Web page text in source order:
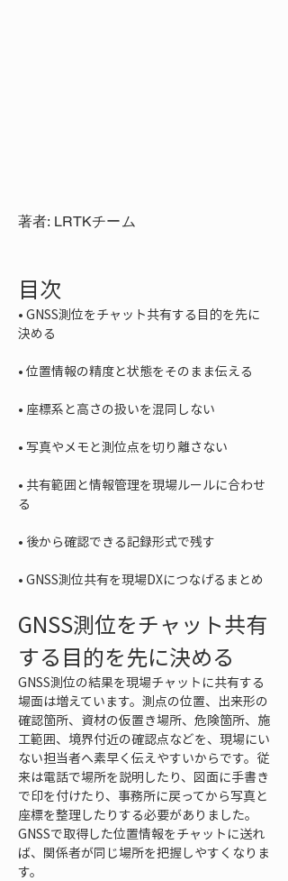
著者: LRTKチーム
目次
• GNSS測位をチャット共有する目的を先に
•
•
•
• 共有範囲と情報管理を現場ルールに合わせ
•
• GNSS測位共有を現場DXにつなげるまとめ
GNSS測位をチャット共有
する目的を先に決める
GNSS測位の結果を現場チャットに共有する
場面は増えています。測点の位置、出来形の
確認箇所、資材の仮置き場所、危険箇所、施
工範囲、境界付近の確認点などを、現場にい
ない担当者へ素早く伝えやすいからです。従
来は電話で場所を説明したり、図面に手書き
で印を付けたり、事務所に戻ってから写真と
座標を整理したりする必要がありました。
GNSSで取得した位置情報をチャットに送れ
ば、関係者が同じ場所を把握しやすくなりま
す。